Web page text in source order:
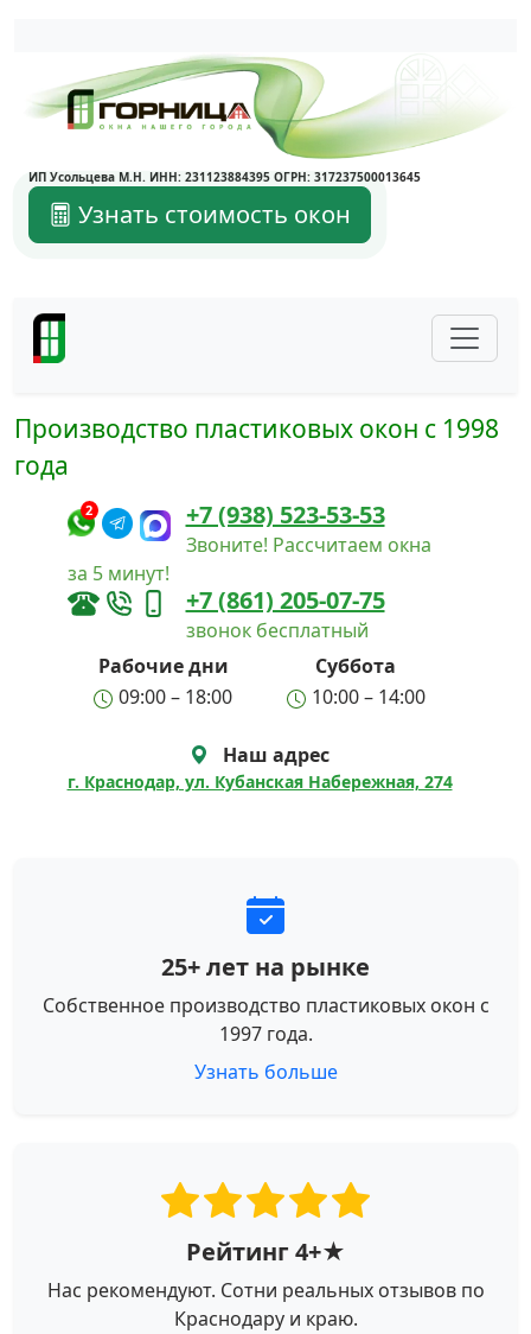
Написать в Max
Написать в Telegram
ИП Усольцева М.Н. ИНН: 231123884395 ОГРН: 317237500013645
Узнать стоимость окон
Производство пластиковых окон с 1998
года
2 +7 (938) 523-53-53
Звоните! Рассчитаем окна
за 5 минут!
+7 (861) 205-07-75
звонок бесплатный
Рабочие дни
Суббота
09:00 – 18:00
10:00 – 14:00
Наш адрес
г. Краснодар, ул. Кубанская Набережная, 274
25+ лет на рынке
Собственное производство пластиковых окон с
1997 года.
Узнать больше
Рейтинг 4+★
Нас рекомендуют. Сотни реальных отзывов по
Краснодару и краю.